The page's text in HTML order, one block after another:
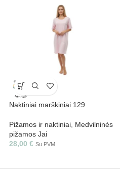
Naktiniai marškiniai 129
Pižamos ir naktiniai Medvilninės
pižamos Jai
28,00 € Su PVM